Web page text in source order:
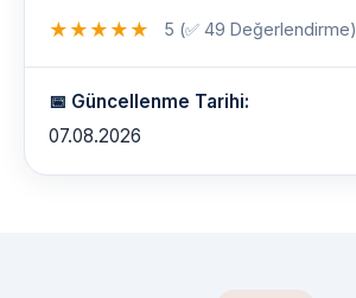
★ ★ ★ ★ ★ 5 (✅ 49 Değerlendirme)
📅 Güncellenme Tarihi:
07.08.2026